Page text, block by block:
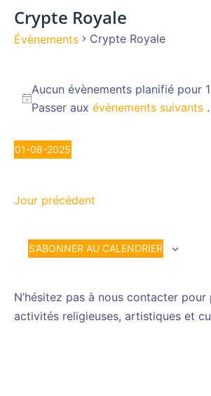
Crypte Royale
Évènements Crypte Royale
for
2025
Notice
Aucun évènements planifié pour
Passer auxévènements suivants .
01-08-2025
date.
Jour précédent
S’ABONNER AU CALENDRIER
N’hésitez pas à nous contacter
activités religieuses, artistiques et